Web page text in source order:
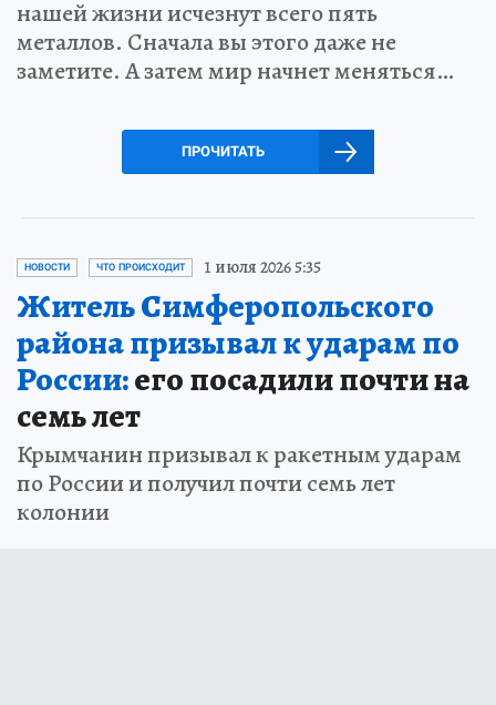
нашей жизни исчезнут всего пять
металлов. Сначала вы этого даже не
заметите. А затем мир начнет меняться…
ПРОЧИТАТЬ
НОВОСТИ ЧТО ПРОИСХОДИТ 1 июля 2026 5:35
Житель Симферопольского
района призывал к ударам по
России:его посадили почти на
семь лет
Крымчанин призывал к ракетным ударам
по России и получил почти семь лет
колонии